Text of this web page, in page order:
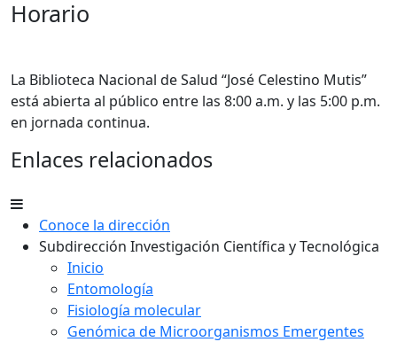
Horario
La Biblioteca Nacional de Salud “José Celestino Mutis”
está abierta al público entre las 8:00 a.m. y las 5:00 p.m.
en jornada continua.
Enlaces relacionados
Conoce la dirección
Subdirección Investigación Científica y Tecnológica
Inicio
Entomología
Fisiología molecular
Genómica de Microorganismos Emergentes